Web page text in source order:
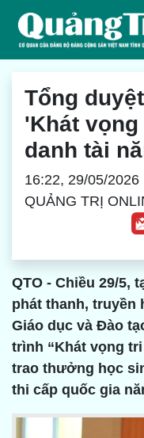
Tổng
'Khát
danh tài
16:22, 29/05/2026
QUẢNG TRỊ
QTO - Chiều 29/5,
phát thanh, truyền
Giáo dục và Đào
trình “Khát vọng
trao thưởng học
thi cấp quốc gia